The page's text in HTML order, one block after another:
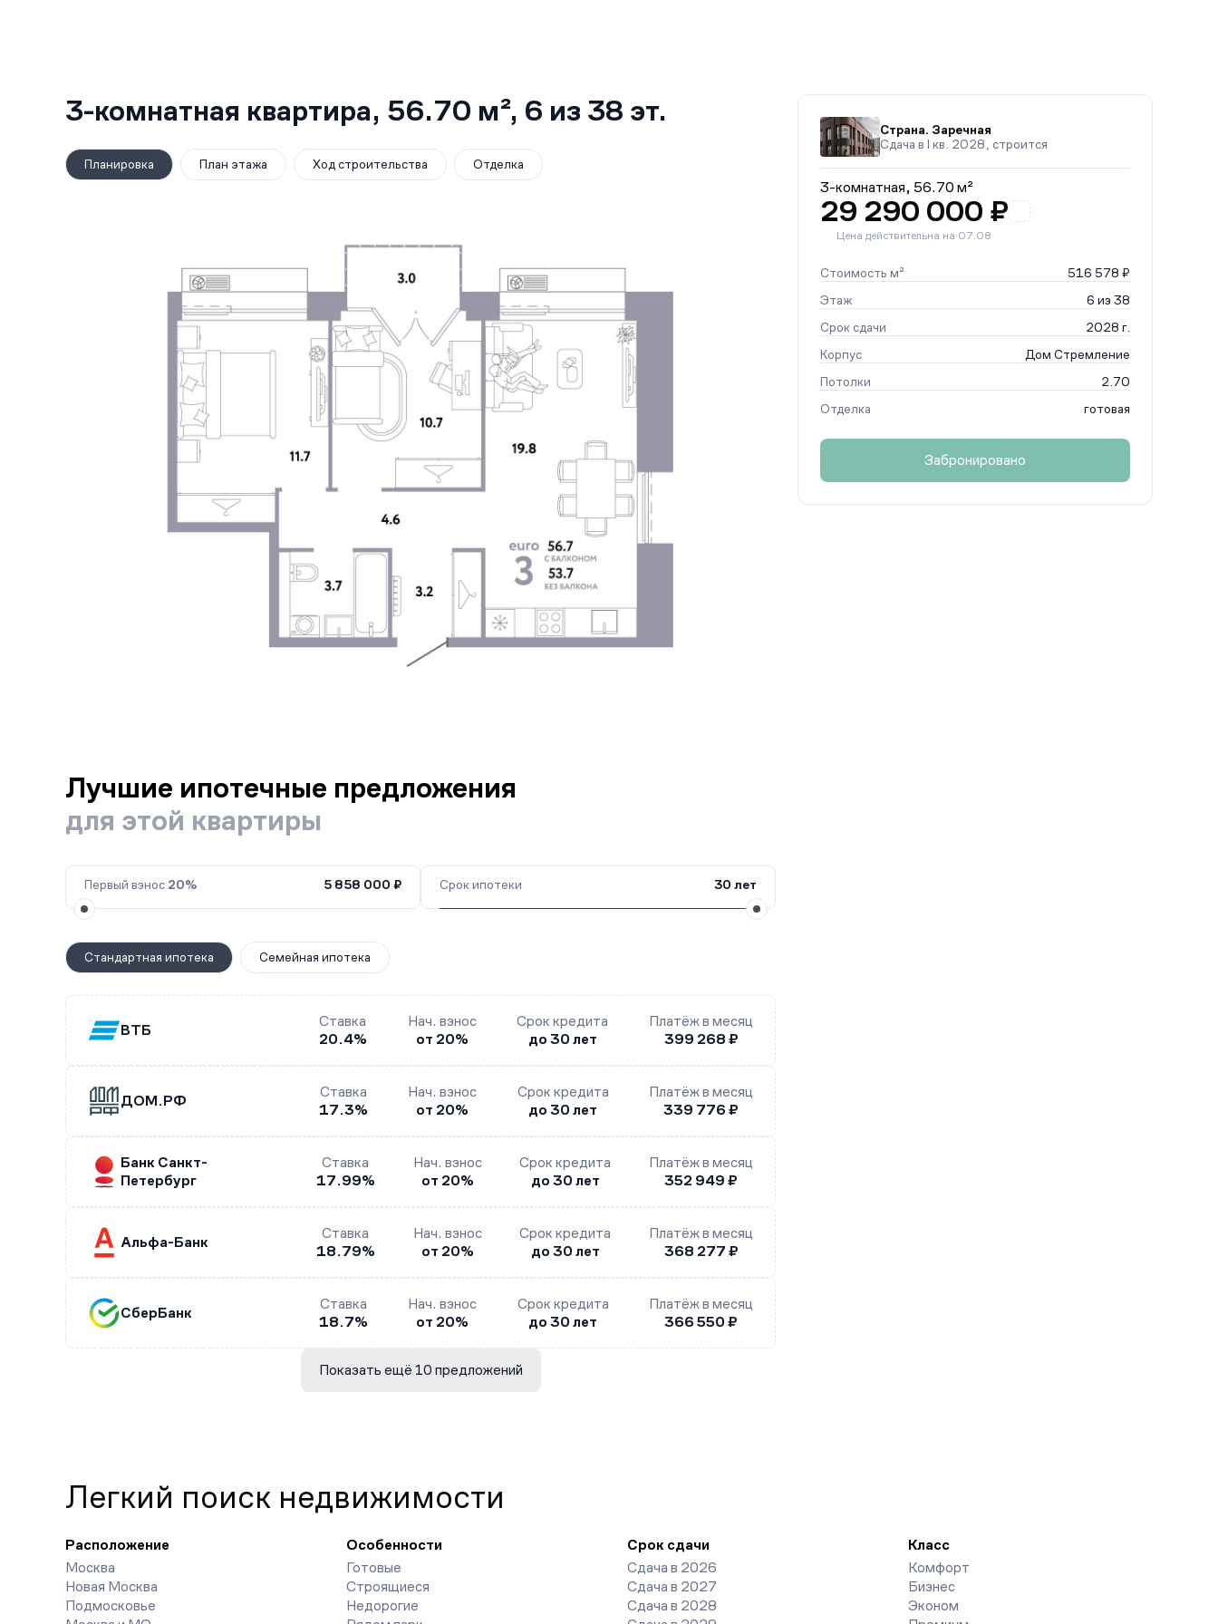
3-комнатная квартира, 56.70 м², 6 из 38 эт.
Планировка План этажа Ход строительства Отделка
Страна. Заречная
Сдача в I кв. 2028, строится
3-комнатная, 56.70 м²
29 290 000 ₽
Цена действительна на 07.08
Стоимость м²
516 578 ₽
Этаж
6 из 38
Срок сдачи
2028 г.
Корпус
Дом Стремление
Потолки
2.70
Отделка
готовая
Забронировано
Лучшие ипотечные предложения
для этой квартиры
Первый взнос 20% 5 858 000 ₽ Срок ипотеки 30 лет
Стандартная ипотека Семейная ипотека
ВТБ
Ставка
20.4%
Нач. взнос
от 20%
Срок кредита
до 30 лет
Платёж в месяц
399 268 ₽
ДОМ.РФ
Ставка
17.3%
Нач. взнос
от 20%
Срок кредита
до 30 лет
Платёж в месяц
339 776 ₽
Банк Санкт-
Петербург
Ставка
17.99%
Нач. взнос
от 20%
Срок кредита
до 30 лет
Платёж в месяц
352 949 ₽
Альфа-Банк
Ставка
18.79%
Нач. взнос
от 20%
Срок кредита
до 30 лет
Платёж в месяц
368 277 ₽
СберБанк
Ставка
18.7%
Нач. взнос
от 20%
Срок кредита
до 30 лет
Платёж в месяц
366 550 ₽
Показать ещё 10 предложений
Легкий поиск недвижимости
Расположение
Москва
Новая Москва
Подмосковье
Особенности
Готовые
Строящиеся
Недорогие
Срок сдачи
Сдача в 2026
Сдача в 2027
Сдача в 2028
Класс
Комфорт
Бизнес
Эконом